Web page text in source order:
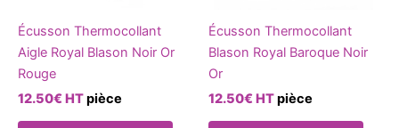
Écusson Thermocollant
Aigle Royal Blason Noir Or
Rouge
12.50€ HTpièce
Écusson Thermocollant
Blason Royal Baroque Noir
Or
12.50€ HTpièce